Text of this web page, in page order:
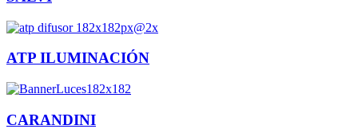
ATP ILUMINACIÓN
CARANDINI